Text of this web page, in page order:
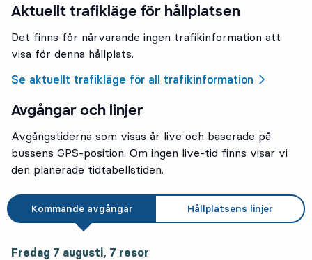
Aktuellt trafikläge för hållplatsen
Det finns för närvarande ingen trafikinformation att
visa för denna hållplats.
Se aktuellt trafikläge för all trafikinformation
Avgångar och linjer
Avgångstiderna som visas är live och baserade på
bussens GPS-position. Om ingen live-tid finns visar vi
den planerade tidtabellstiden.
Kommande avgångar Hållplatsens linjer
Fredag 7 augusti, 7 resor